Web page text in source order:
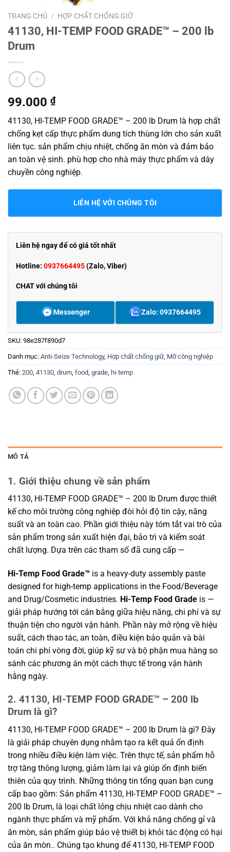
TRANG CHỦ / HỢP CHẤT CHỐNG GIỮ
41130, HI-TEMP FOOD GRADE™ – 200 lb
Drum
99.000 ₫
41130, HI-TEMP FOOD GRADE™ – 200 lb Drum là hợp chất
chống kẹt cấp thực phẩm dung tích thùng lớn cho sản xuất
liên tục. sản phẩm chịu nhiệt, chống ăn mòn và đảm bảo
an toàn vệ sinh. phù hợp cho nhà máy thực phẩm và dây
chuyền công nghiệp.
LIÊN HỆ VỚI CHÚNG TÔI
Liên hệ ngay để có giá tốt nhất
Hotline: 0937664495(Zalo, Viber)
CHAT với chúng tôi
Messenger Zalo: 0937664495
SKU: 98e287f890d7
Danh mục: Anti-Seize Technology, Hợp chất chống giữ, Mỡ công nghiệp
Thẻ: 200 41130 drum food grade hi-temp
MÔ TẢ
1. Giới thiệu chung về sản phẩm
41130, HI-TEMP FOOD GRADE™ – 200 lb Drum được thiết
kế cho môi trường công nghiệp đòi hỏi độ tin cậy, năng
suất và an toàn cao. Phần giới thiệu này tóm tắt vai trò của
sản phẩm trong sản xuất hiện đại, bảo trì và kiểm soát
chất lượng. Dựa trên các tham số đã cung cấp —
Hi-Temp Food Grade™ is a heavy-duty assembly paste
designed for high-temp applications in the Food/Beverage
and Drug/Cosmetic industries. Hi-Temp Food Grade is —
giải pháp hướng tới cân bằng giữa hiệu năng, chi phí và sự
thuận tiện cho người vận hành. Phần này mở rộng về hiệu
suất, cách thao tác, an toàn, điều kiện bảo quản và bài
toán chi phí vòng đời, giúp kỹ sư và bộ phận mua hàng so
sánh các phương án một cách thực tế trong vận hành
hằng ngày.
2. 41130, HI-TEMP FOOD GRADE™ – 200 lb
Drum là gì?
41130, HI-TEMP FOOD GRADE™ – 200 lb Drum là gì? Đây
là giải pháp chuyên dụng nhằm tạo ra kết quả ổn định
trong nhiều điều kiện làm việc. Trên thực tế, sản phẩm hỗ
trợ tăng thông lượng, giảm làm lại và giúp ổn định biến
thiên của quy trình. Những thông tin tổng quan bạn cung
cấp bao gồm: Sản phẩm 41130, HI-TEMP FOOD GRADE™ –
200 lb Drum, là loại chất lỏng chịu nhiệt cao dành cho
ngành thực phẩm và mỹ phẩm. Với khả năng chống gỉ và
ăn mòn, sản phẩm giúp bảo vệ thiết bị khỏi tác động có hại
của ăn mòn.. Chúng tạo khung để 41130, HI-TEMP FOOD